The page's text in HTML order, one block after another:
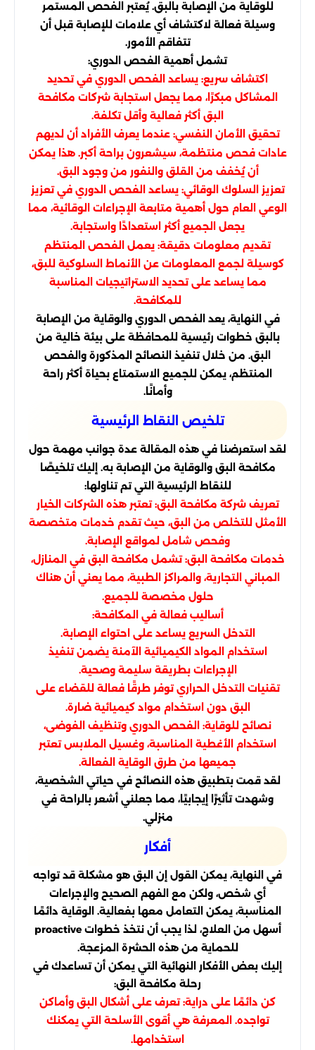
للوقاية من الإصابة بالبق. يُعتبر الفحص المستمر
وسيلة فعالة لاكتشاف أي علامات للإصابة قبل أن
تتفاقم الأمور.
تشمل أهمية الفحص الدوري:
اكتشاف سريع: يساعد الفحص الدوري في تحديد
المشاكل مبكرًا، مما يجعل استجابة شركات مكافحة
البق أكثر فعالية وأقل تكلفة.
تحقيق الأمان النفسي: عندما يعرف الأفراد أن لديهم
عادات فحص منتظمة، سيشعرون براحة أكبر. هذا يمكن
أن يُخفف من القلق والنفور من وجود البق.
تعزيز السلوك الوقائي: يساعد الفحص الدوري في تعزيز
الوعي العام حول أهمية متابعة الإجراءات الوقائية، مما
يجعل الجميع أكثر استعدادًا واستجابة.
تقديم معلومات دقيقة: يعمل الفحص المنتظم
كوسيلة لجمع المعلومات عن الأنماط السلوكية للبق،
مما يساعد على تحديد الاستراتيجيات المناسبة
للمكافحة.
في النهاية، يعد الفحص الدوري والوقاية من الإصابة
بالبق خطوات رئيسية للمحافظة على بيئة خالية من
البق. من خلال تنفيذ النصائح المذكورة والفحص
المنتظم، يمكن للجميع الاستمتاع بحياة أكثر راحة
وأمانًا.
تلخيص النقاط الرئيسية
لقد استعرضنا في هذه المقالة عدة جوانب مهمة حول
مكافحة البق والوقاية من الإصابة به. إليك تلخيصًا
للنقاط الرئيسية التي تم تناولها:
تعريف شركة مكافحة البق: تعتبر هذه الشركات الخيار
الأمثل للتخلص من البق، حيث تقدم خدمات متخصصة
وفحص شامل لمواقع الإصابة.
خدمات مكافحة البق: تشمل مكافحة البق في المنازل،
المباني التجارية، والمراكز الطبية، مما يعني أن هناك
حلول مخصصة للجميع.
أساليب فعالة في المكافحة:
التدخل السريع يساعد على احتواء الإصابة.
استخدام المواد الكيميائية الآمنة يضمن تنفيذ
الإجراءات بطريقة سليمة وصحية.
تقنيات التدخل الحراري توفر طرقًا فعالة للقضاء على
البق دون استخدام مواد كيميائية ضارة.
نصائح للوقاية: الفحص الدوري وتنظيف الفوضى،
استخدام الأغطية المناسبة، وغسيل الملابس تعتبر
جميعها من طرق الوقاية الفعالة.
لقد قمت بتطبيق هذه النصائح في حياتي الشخصية،
وشهدت تأثيرًا إيجابيًا، مما جعلني أشعر بالراحة في
منزلي.
أفكار
في النهاية، يمكن القول إن البق هو مشكلة قد تواجه
أي شخص، ولكن مع الفهم الصحيح والإجراءات
المناسبة، يمكن التعامل معها بفعالية. الوقاية دائمًا
أسهل من العلاج، لذا يجب أن نتخذ خطوات proactive
للحماية من هذه الحشرة المزعجة.
إليك بعض الأفكار النهائية التي يمكن أن تساعدك في
رحلة مكافحة البق:
كن دائمًا على دراية: تعرف على أشكال البق وأماكن
تواجده. المعرفة هي أقوى الأسلحة التي يمكنك
استخدامها.